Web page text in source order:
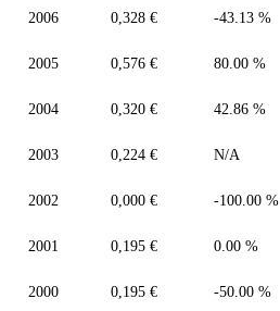
2006 0,328 € -43.13 %
2005 0,576 € 80.00 %
2004 0,320 € 42.86 %
2003 0,224 € N/A
2002 0,000 € -100.00 %
2001 0,195 € 0.00 %
2000 0,195 € -50.00 %